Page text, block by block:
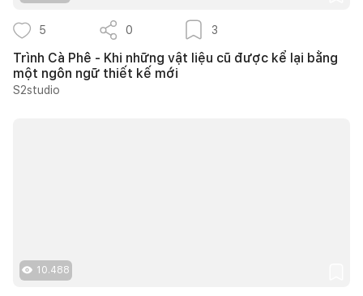
5 0 3
Trình Cà Phê - Khi những vật liệu cũ được kể lại bằng
một ngôn ngữ thiết kế mới
S2studio
10.488